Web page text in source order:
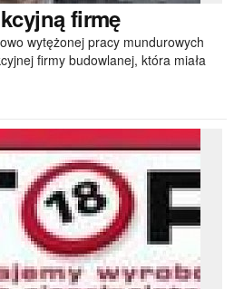
firmę
wytężonej pracy mundurowych
firmy budowlanej, która miała